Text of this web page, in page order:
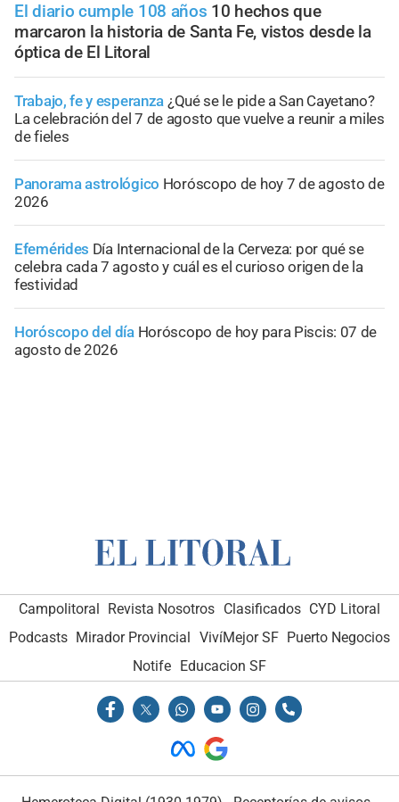
El diario cumple 108 años 10 hechos que
marcaron la historia de Santa Fe, vistos desde la
óptica de El Litoral
Trabajo, fe y esperanza ¿Qué se le pide a San Cayetano?
La celebración del 7 de agosto que vuelve a reunir a miles
de fieles
Panorama astrológico Horóscopo de hoy 7 de agosto de
2026
Efemérides Día Internacional de la Cerveza: por qué se
celebra cada 7 agosto y cuál es el curioso origen de la
festividad
Horóscopo del día Horóscopo de hoy para Piscis: 07 de
agosto de 2026
Campolitoral Revista Nosotros Clasificados CYD Litoral
Podcasts Mirador Provincial VivíMejor SF Puerto Negocios
Notife Educacion SF